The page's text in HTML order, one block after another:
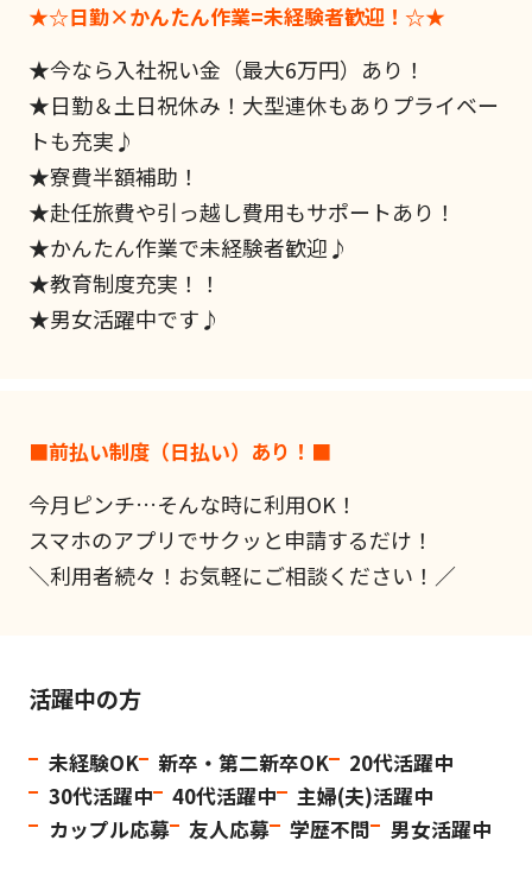
★☆日勤×かんたん作業=未経験者歓迎！☆★
★今なら入社祝い金（最大6万円）あり！
★日勤＆土日祝休み！大型連休もありプライベー
トも充実♪
★寮費半額補助！
★赴任旅費や引っ越し費用もサポートあり！
★かんたん作業で未経験者歓迎♪
★教育制度充実！！
★男女活躍中です♪
■前払い制度（日払い）あり！■
今月ピンチ…そんな時に利用OK！
スマホのアプリでサクッと申請するだけ！
＼利用者続々！お気軽にご相談ください！／
活躍中の方
未経験OK 新卒・第二新卒OK
20代活躍中
30代活躍中
40代活躍中
主婦(夫)活躍中
カップル応募
友人応募 学歴不問 男女活躍中